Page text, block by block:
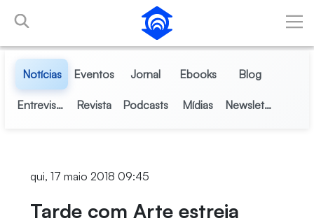
Pular para o Conteúdo principal
Notícias Eventos Jornal Ebooks Blog
Entrevistas Revista Podcasts Mídias Newsletter
qui, 17 maio 2018 09:45
Tarde com Arte estreia